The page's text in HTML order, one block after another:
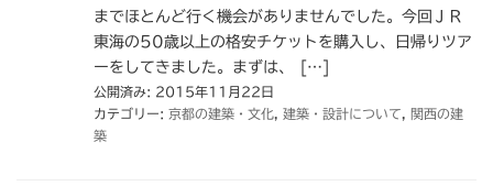
までほとんど行く機会がありませんでした。今回ＪＲ
東海の50歳以上の格安チケットを購入し、日帰りツア
ーをしてきました。まずは、 […]
公開済み: 2015年11月22日
カテゴリー: 京都の建築・文化 建築・設計について
関西の建
築